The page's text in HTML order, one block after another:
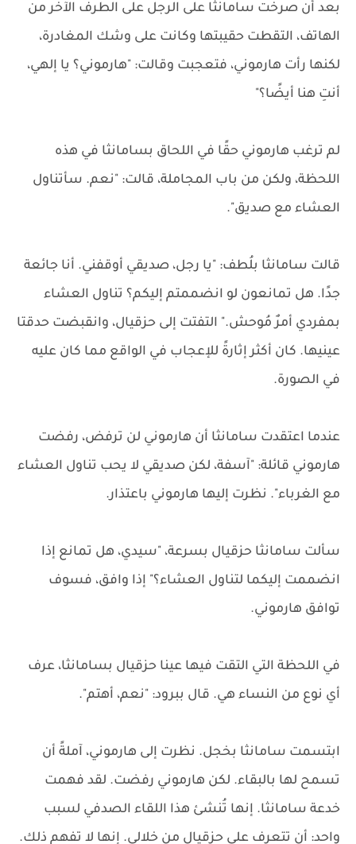
بعد أن صرخت سامانثا على الرجل على الطرف الآخر من
الهاتف، التقطت حقيبتها وكانت على وشك المغادرة،
لكنها رأت هارموني، فتعجبت وقالت: "هارموني؟ يا إلهي،
أنتِ هنا أيضًا؟"
لم ترغب هارموني حقًا في اللحاق بسامانثا في هذه
اللحظة، ولكن من باب المجاملة، قالت: "نعم. سأتناول
العشاء مع صديق".
قالت سامانثا بلُطف: "يا رجل، صديقي أوقفني. أنا جائعة
جدًا. هل تمانعون لو انضممتم إليكم؟ تناول العشاء
بمفردي أمرٌ مُوحش." التفتت إلى حزقيال، وانقبضت حدقتا
عينيها. كان أكثر إثارةً للإعجاب في الواقع مما كان عليه
في الصورة.
عندما اعتقدت سامانثا أن هارموني لن ترفض، رفضت
هارموني قائلة: "آسفة، لكن صديقي لا يحب تناول العشاء
مع الغرباء". نظرت إليها هارموني باعتذار.
سألت سامانثا حزقيال بسرعة، "سيدي، هل تمانع إذا
انضممت إليكما لتناول العشاء؟" إذا وافق، فسوف
توافق هارموني.
في اللحظة التي التقت فيها عينا حزقيال بسامانثا، عرف
أي نوع من النساء هي. قال ببرود: "نعم، أهتم".
ابتسمت سامانثا بخجل. نظرت إلى هارموني، آملةً أن
تسمح لها بالبقاء. لكن هارموني رفضت. لقد فهمت
خدعة سامانثا. إنها تُنشئ هذا اللقاء الصدفي لسبب
واحد: أن تتعرف على حزقيال من خلالي. إنها لا تفهم ذلك.